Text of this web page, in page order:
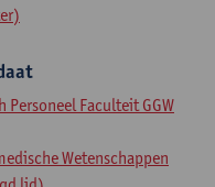
Faculteit GGW
Wetenschappen